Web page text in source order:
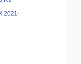
2021-